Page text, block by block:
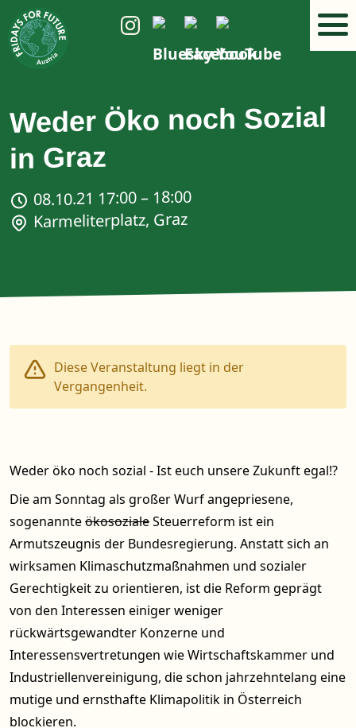
Weder Öko noch Sozial
in Graz
08.10.21 17:00 – 18:00
Karmeliterplatz, Graz
Diese Veranstaltung liegt in der
Vergangenheit.
Weder öko noch sozial - Ist euch unsere Zukunft egal!?
Die am Sonntag als großer Wurf angepriesene,
sogenannteökosozialeSteuerreform ist ein
Armutszeugnis der Bundesregierung. Anstatt sich an
wirksamen Klimaschutzmaßnahmen und sozialer
Gerechtigkeit zu orientieren, ist die Reform geprägt
von den Interessen einiger weniger
rückwärtsgewandter Konzerne und
Interessensvertretungen wie Wirtschaftskammer und
Industriellenvereinigung, die schon jahrzehntelang eine
mutige und ernsthafte Klimapolitik in Österreich
blockieren.